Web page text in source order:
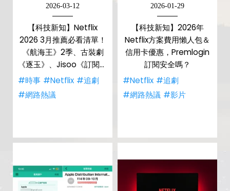
2026-03-12
【科技新知】Netflix
2026 3月推薦必看清單！
《航海王》2季、古裝劇
《逐玉》、Jisoo《訂閱男
友》、JOJO 飆馬野郎震
撼上線
#時事 #Netflix #追劇
#網路熱議
2026-01-29
【科技新知】2026年
Netflix方案費用懶人包＆
信用卡優惠，Premlogin
訂閱安全嗎？
#Netflix #追劇
#網路熱議 #影片